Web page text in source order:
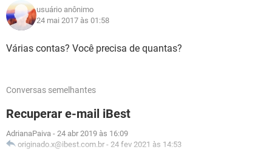
usuário anônimo
24 mai 2017 às 01:58
Várias contas? Você precisa de quantas?
Conversas semelhantes
Recuperar e-mail iBest
AdrianaPaiva - 24 abr 2019 às 16:09
originado.x@ibest.com.br - 24 fev 2021 às 14:53